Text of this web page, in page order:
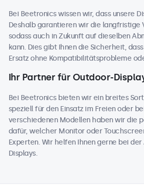
Bei Beetronics wissen wir, dass unsere
Deshalb garantieren wir die langfristige
sodass auch in Zukunft auf dieselben
kann. Dies gibt Ihnen die Sicherheit,
Ersatz ohne Kompatibilitätsprobleme
Ihr Partner für Outdoor-
Bei Beetronics bieten wir ein breites
speziell für den Einsatz im Freien oder
verschiedenen Modellen haben wir die
dafür, welcher Monitor oder
Experten. Wir helfen Ihnen gerne bei
Displays.